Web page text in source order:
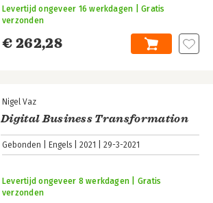
€ 262,28
Levertijd ongeveer 16 werkdagen | Gratis
verzonden
Nigel Vaz
Digital Business Transformation
Gebonden Engels 2021 29-3-2021
Levertijd ongeveer 8 werkdagen | Gratis
verzonden